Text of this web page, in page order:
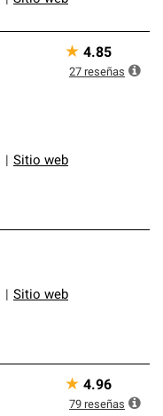
Sitio web
★ 4.85
27 reseñas
Sitio web
★ 4.96
79 reseñas